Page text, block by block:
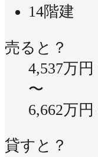
14階建
売ると？
4,537万円
〜
6,662万円
貸すと？